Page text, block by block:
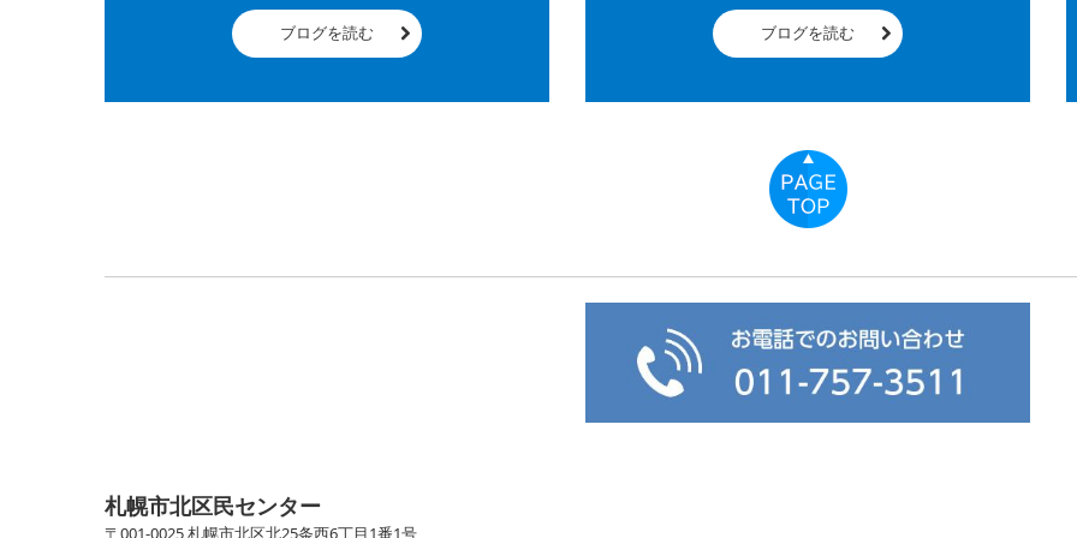
ブログを読む ブログを読む
札幌市北区民センター
〒001-0025 札幌市北区北25条西6丁目1番1号